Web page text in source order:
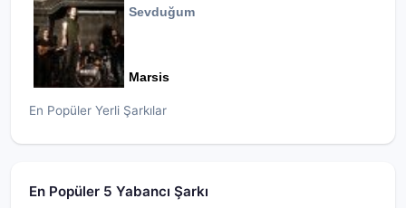
Sevduğum
Marsis
En Popüler Yerli Şarkılar
En Popüler 5 Yabancı Şarkı